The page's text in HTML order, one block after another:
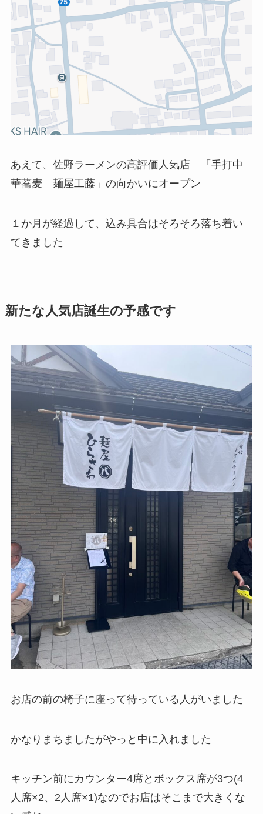
あえて、佐野ラーメンの高評価人気店 「手打中
華蕎麦 麺屋工藤」の向かいにオープン
１か月が経過して、込み具合はそろそろ落ち着い
てきました
新たな人気店誕生の予感です
お店の前の椅子に座って待っている人がいました
かなりまちましたがやっと中に入れました
キッチン前にカウンター4席とボックス席が3つ(4
人席×2、2人席×1)なのでお店はそこまで大きくな